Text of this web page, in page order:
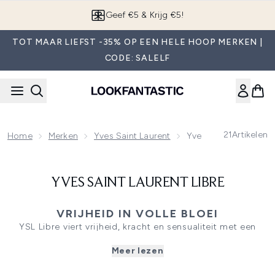
Geef €5 & Krijg €5!
TOT MAAR LIEFST -35% OP EEN HELE HOOP MERKEN |
CODE: SALELF
Home Merken Yves Saint Laurent Yves Saint Laurent
21Artikelen
YVES SAINT LAURENT LIBRE
VRIJHEID IN VOLLE BLOEI
YSL Libre viert vrijheid, kracht en sensualiteit met een
Marokkaanse oranjebloesem. De perfecte balans tussen
Meer lezen